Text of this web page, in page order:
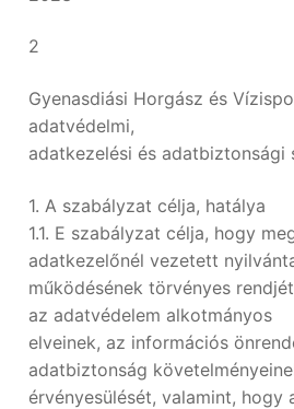
2
Gyenasdiási Horgász és
adatvédelmi,
adatkezelési és adatbiztonsági
1. A szabályzat célja, hatálya
1.1. E szabályzat célja, hogy
adatkezelőnél vezetett
működésének törvényes
az adatvédelem alkotmányos
elveinek, az információs
adatbiztonság
érvényesülését, valamint, hogy